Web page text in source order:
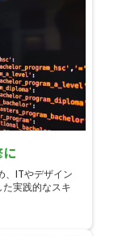
に
、ITやデザイン
実践的なスキ